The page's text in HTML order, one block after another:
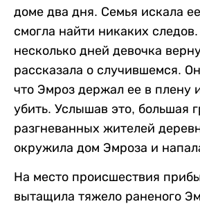
доме два дня. Семья искала
смогла найти никаких
несколько дней девочка
рассказала о случившемся.
что Эмроз держал ее в плену
убить. Услышав это, большая
разгневанных жителей
окружила дом Эмроза и
На место происшествия
вытащила тяжело раненого